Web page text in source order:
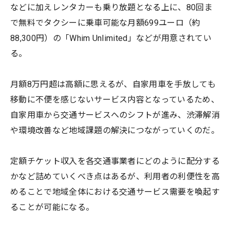
などに加えレンタカーも乗り放題となる上に、80回ま
で無料でタクシーに乗車可能な月額699ユーロ（約
88,300円）の「Whim Unlimited」などが用意されてい
る。
月額8万円超は高額に思えるが、自家用車を手放しても
移動に不便を感じないサービス内容となっているため、
自家用車から交通サービスへのシフトが進み、渋滞解消
や環境改善など地域課題の解決につながっていくのだ。
定額チケット収入を各交通事業者にどのように配分する
かなど詰めていくべき点はあるが、利用者の利便性を高
めることで地域全体における交通サービス需要を喚起す
ることが可能になる。